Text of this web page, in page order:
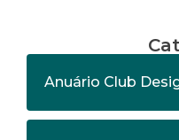
Anuário Club